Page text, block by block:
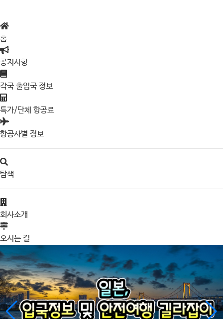
홈
공지사항
각국 출입국 정보
특가/단체 항공료
항공사별 정보
탐색
회사소개
오시는 길